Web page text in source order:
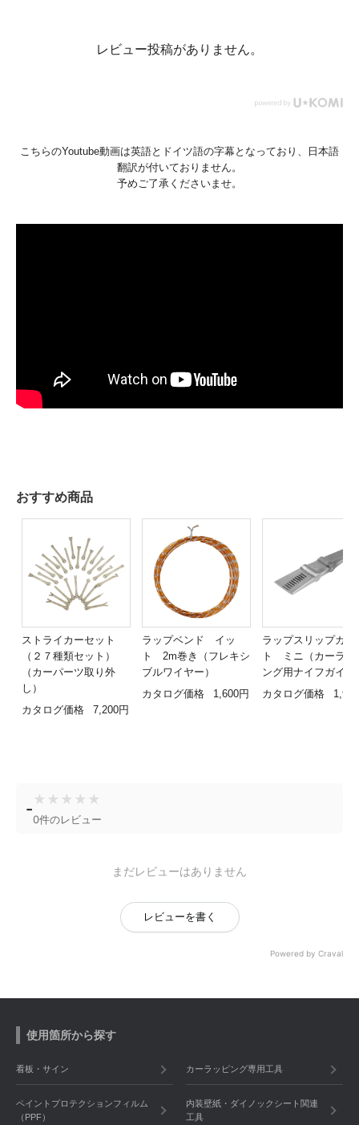
レビュー投稿がありません。
こちらのYoutube動画は英語とドイツ語の字幕となっており、日本語
翻訳が付いておりません。
予めご了承くださいませ。
おすすめ商品
ストライカーセット
（２７種類セット）
（カーパーツ取り外
し）
カタログ価格
7,200円
ラップベンド イッ
ト 2m巻き（フレキシ
ブルワイヤー）
カタログ価格
1,600円
ラップスリップカッ
ト ミニ（カーラッ
ング用ナイフガイド
カタログ価格
- ★ ★ ★ ★ ★
0件のレビュー
まだレビューはありません
レビューを書く
Powered by Craval
使用箇所から探す
看板・サイン カーラッピング専用工具
ペイントプロテクションフィルム
（PPF）
内装壁紙・ダイノックシート関連
工具